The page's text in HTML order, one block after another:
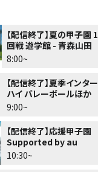
【配信終了】夏の甲子園 1
回戦 遊学館 - 青森山田
8:00~
【配信終了】夏季インター
ハイ バレーボールほか
9:00~
【配信終了】応援甲子園
Supported by au
10:30~